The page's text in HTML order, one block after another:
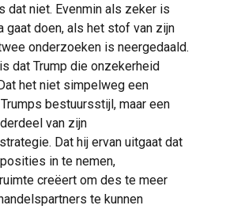
dat niet. Evenmin als zeker is
gaat doen, als het stof van zijn
onderzoeken is neergedaald.
dat Trump die onzekerheid
het niet simpelweg een
bestuursstijl, maar een
van zijn
Dat hij ervan uitgaat dat
in te nemen,
creëert om des te meer
te kunnen